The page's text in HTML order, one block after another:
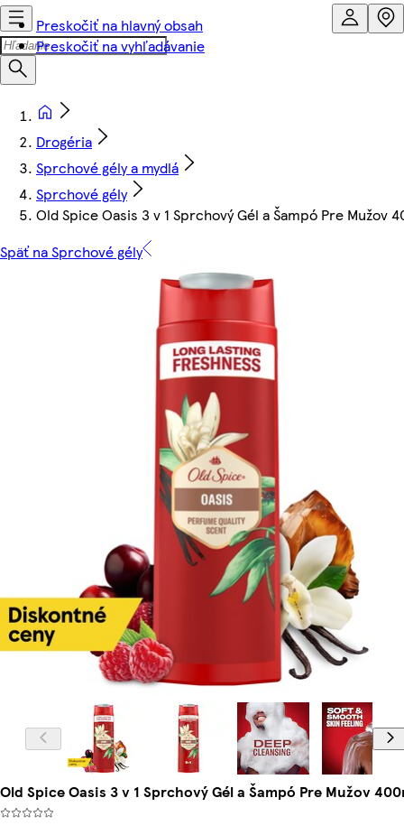
Preskočiť na hlavný obsah
Preskočiť na vyhľadávanie
Drogéria
Sprchové gély a mydlá
Sprchové gély
Old Spice Oasis 3 v 1 Sprchový Gél a Šampó Pre Mužov
Späť na Sprchové gély
Old Spice Oasis 3 v 1 Sprchový Gél a Šampó Pre Mužov